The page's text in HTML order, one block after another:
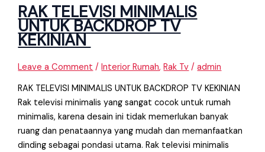
RAK TELEVISI MINIMALIS
UNTUK BACKDROP TV
KEKINIAN
Leave a Comment /Interior Rumah,Rak Tv /admin
RAK TELEVISI MINIMALIS UNTUK BACKDROP TV KEKINIAN
Rak televisi minimalis yang sangat cocok untuk rumah
minimalis, karena desain ini tidak memerlukan banyak
ruang dan penataannya yang mudah dan memanfaatkan
dinding sebagai pondasi utama. Rak televisi minimalis